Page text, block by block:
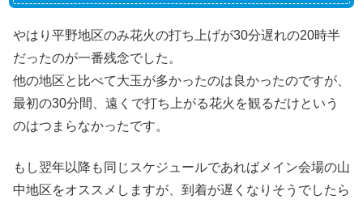
やはり平野地区のみ花火の打ち上げが30分遅れの20時半
だったのが一番残念でした。
他の地区と比べて大玉が多かったのは良かったのですが、
最初の30分間、遠くで打ち上がる花火を観るだけという
のはつまらなかったです。
もし翌年以降も同じスケジュールであればメイン会場の山
中地区をオススメしますが、到着が遅くなりそうでしたら